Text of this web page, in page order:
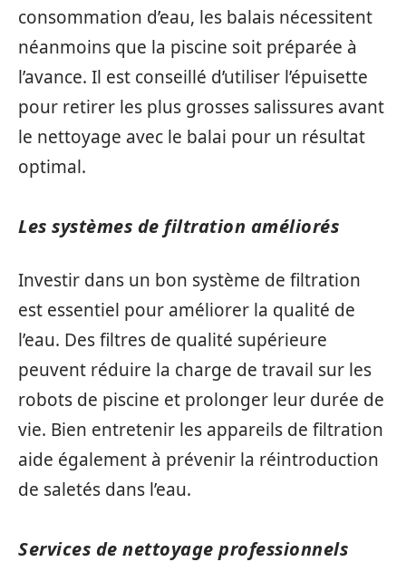
consommation d’eau, les balais nécessitent
néanmoins que la piscine soit préparée à
l’avance. Il est conseillé d’utiliser l’épuisette
pour retirer les plus grosses salissures avant
le nettoyage avec le balai pour un résultat
optimal.
Les systèmes de filtration améliorés
Investir dans un bon système de filtration
est essentiel pour améliorer la qualité de
l’eau. Des filtres de qualité supérieure
peuvent réduire la charge de travail sur les
robots de piscine et prolonger leur durée de
vie. Bien entretenir les appareils de filtration
aide également à prévenir la réintroduction
de saletés dans l’eau.
Services de nettoyage professionnels